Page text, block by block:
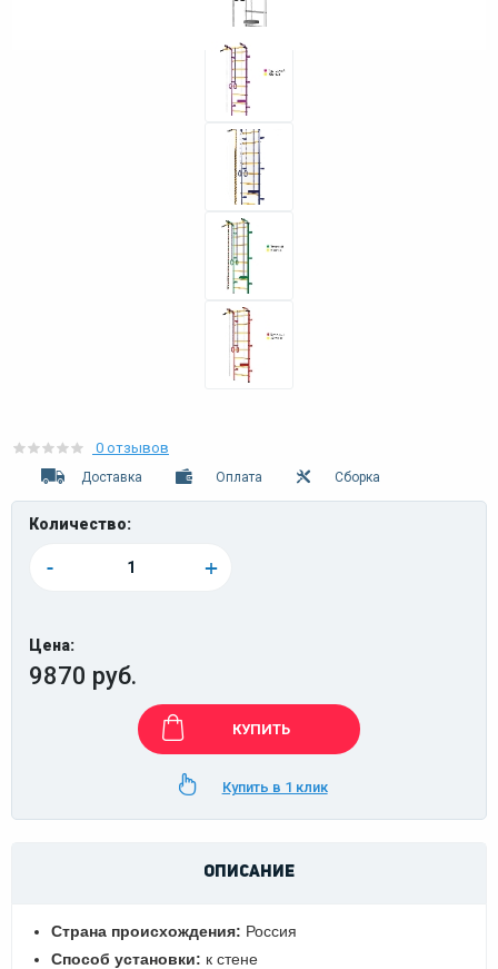
0 отзывов
Доставка Оплата Сборка
Количество:
- +
Цена:
9870 руб.
КУПИТЬ
Купить в 1 клик
ОПИСАНИЕ
Страна происхождения: Россия
Способ установки: к стене